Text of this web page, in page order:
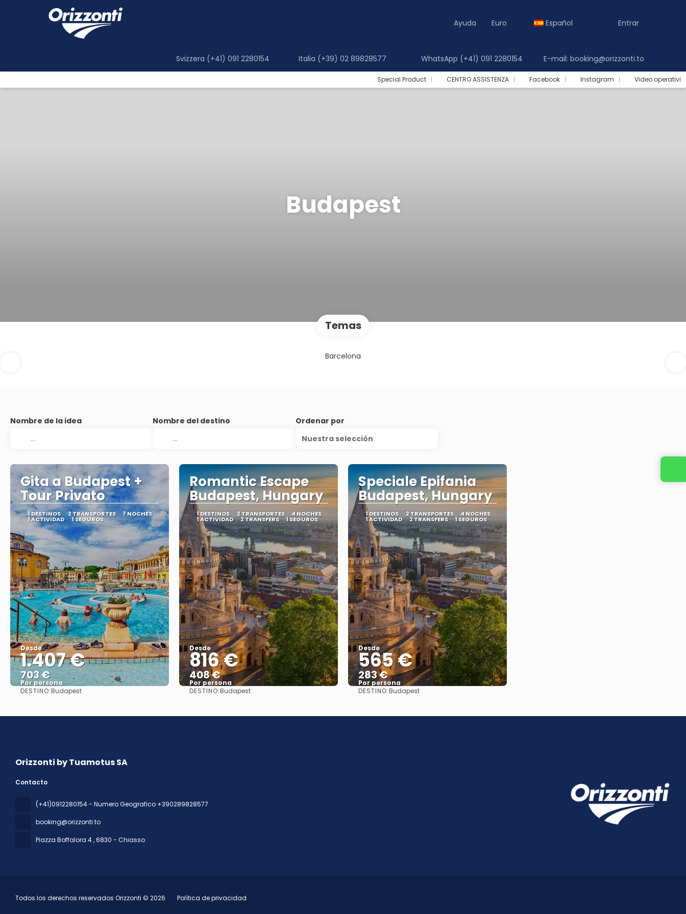
Ayuda Euro Español Entrar
Svizzera (+41) 091 2280154 Italia (+39) 02 89828577 WhatsApp (+41) 091 2280154 E-mail: booking@orizzonti.to
Special Product CENTRO ASSISTENZA Facebook Instagram Video operativi
Budapest
Temas
Barcelona
Nombre de la idea Nombre del destino
Ordenar por
Nuestra selección
Gita a Budapest +
Tour Privato
1 DESTINOS 2 TRANSPORTES 7 NOCHES
1 ACTIVIDAD 1 SEGUROS
Desde
1.407 €
703 €
Por persona
DESTINO:Budapest
Romantic Escape
Budapest, Hungary
1 DESTINOS 2 TRANSPORTES 4 NOCHES
1 ACTIVIDAD 2 TRANSFERS 1 SEGUROS
Desde
816 €
408 €
Por persona
DESTINO:Budapest
Speciale Epifania
Budapest, Hungary
1 DESTINOS 2 TRANSPORTES 4 NOCHES
1 ACTIVIDAD 2 TRANSFERS 1 SEGUROS
Desde
565 €
283 €
Por persona
DESTINO:Budapest
Orizzonti by Tuamotus SA
Contacto
(+41)0912280154 - Numero Geografico +390289828577
booking@orizzonti.to
Piazza Boffalora 4, 6830 - Chiasso
Todos los derechos reservados Orizzonti © 2026 Política de privacidad